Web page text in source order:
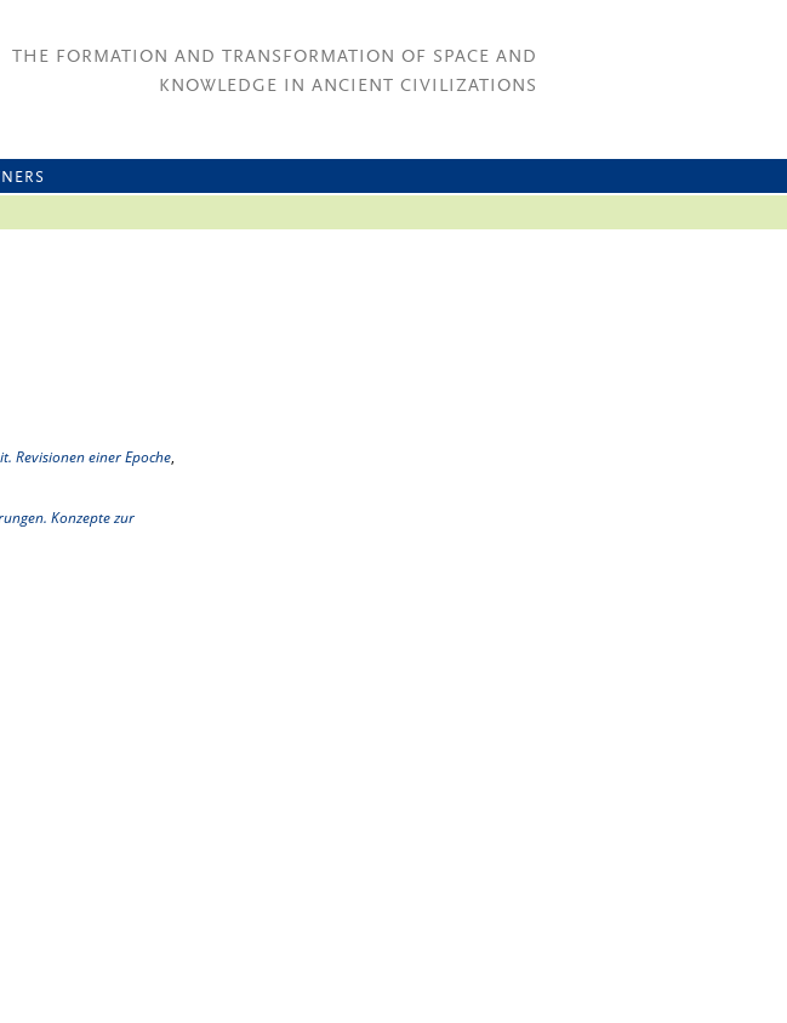
THE FORMATION AND TRANSFORMATION OF SPACE AND
KNOWLEDGE IN ANCIENT CIVILIZATIONS
Revisionen einer Epoche,
Konzepte zur